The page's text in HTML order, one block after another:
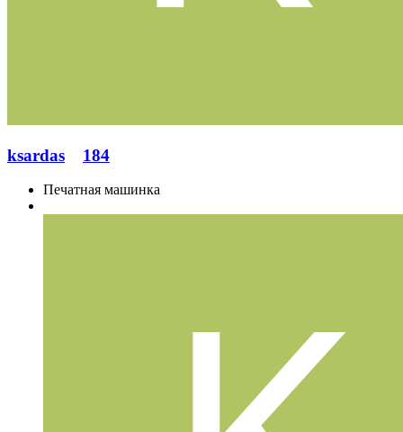
ksardas 184
Печатная машинка